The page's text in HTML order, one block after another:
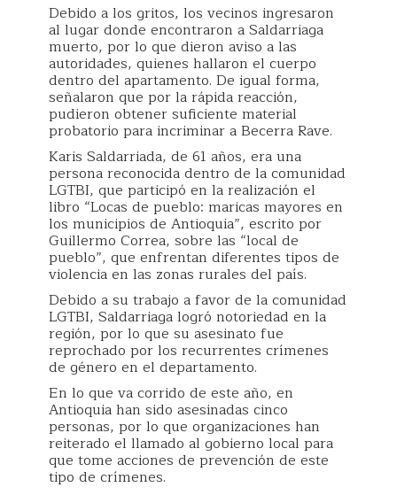
Debido a los gritos, los vecinos ingresaron
al lugar donde encontraron a Saldarriaga
muerto, por lo que dieron aviso a las
autoridades, quienes hallaron el cuerpo
dentro del apartamento. De igual forma,
señalaron que por la rápida reacción,
pudieron obtener suficiente material
probatorio para incriminar a Becerra Rave.
Karis Saldarriada, de 61 años, era una
persona reconocida dentro de la comunidad
LGTBI, que participó en la realización el
libro “Locas de pueblo: maricas mayores en
los municipios de Antioquia”, escrito por
Guillermo Correa, sobre las “local de
pueblo”, que enfrentan diferentes tipos de
violencia en las zonas rurales del país.
Debido a su trabajo a favor de la comunidad
LGTBI, Saldarriaga logró notoriedad en la
región, por lo que su asesinato fue
reprochado por los recurrentes crímenes
de género en el departamento.
En lo que va corrido de este año, en
Antioquia han sido asesinadas cinco
personas, por lo que organizaciones han
reiterado el llamado al gobierno local para
que tome acciones de prevención de este
tipo de crímenes.